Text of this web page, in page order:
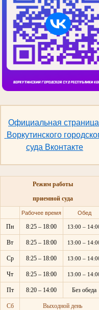
Официальная страница
Воркутинского
суда Вконтакте
Режим работы
приемной суда
Рабочее время Обед
Пн 8:25 – 18:00 13:00 –
Вт 8:25 – 18:00 13:00 –
Ср 8:25 – 18:00 13:00 –
Чт 8:25 – 18:00 13:00 –
Пт 8:20 – 14:00 Без обеда
Сб Выходной день